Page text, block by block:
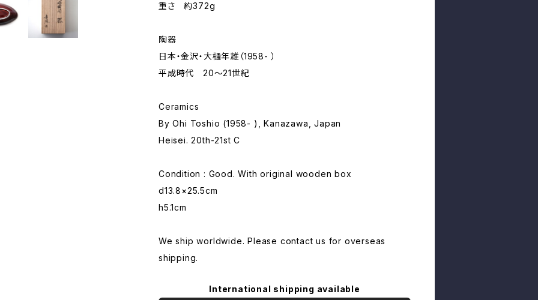
重さ 約372g
陶器
日本・金沢・大樋年雄（1958- ）
平成時代 20〜21世紀
Ceramics
By Ohi Toshio (1958- ), Kanazawa, Japan
Heisei. 20th-21st C
Condition : Good. With original wooden box
d13.8×25.5cm
h5.1cm
We ship worldwide. Please contact us for overseas
shipping.
International shipping available